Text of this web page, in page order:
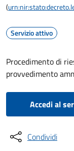
(
Servizio attivo
Procedimento di
provvedimento
Accedi al
Condividi